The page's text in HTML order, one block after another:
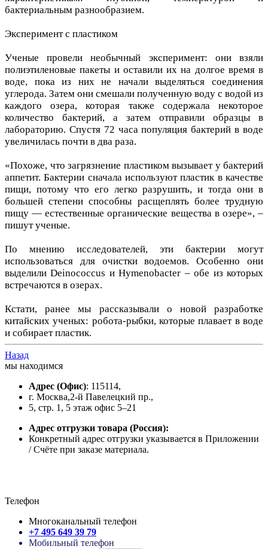
бактериальным разнообразием.
Эксперимент с пластиком
Ученые провели необычный эксперимент: они взяли
полиэтиленовые пакеты и оставили их на долгое время в
воде, пока из них не начали выделяться соединения
углерода. Затем они смешали полученную воду с водой из
каждого озера, которая также содержала некоторое
количество бактерий, а затем отправили образцы в
лабораторию. Спустя 72 часа популяция бактерий в воде
увеличилась почти в два раза.
«Похоже, что загрязнение пластиком вызывает у бактерий
аппетит. Бактерии сначала используют пластик в качестве
пищи, потому что его легко разрушить, и тогда они в
большей степени способны расщеплять более трудную
пищу — естественные органические вещества в озере», –
пишут ученые.
По мнению исследователей, эти бактерии могут
использоваться для очистки водоемов. Особенно они
выделили Deinococcus и Hymenobacter – обе из которых
встречаются в озерах.
Кстати, ранее мы рассказывали о новой разработке
китайских ученых: робота-рыбки, которые плавает в воде
и собирает пластик.
Назад
мы находимся
Адрес (Офис): 115114,
г. Москва,2-й Павелецкий пр.,
5, стр. 1, 5 этаж офис 5–21
Адрес отгрузки товара (Россия):
Конкретный адрес отгрузки указывается в Приложении
/ Счёте при заказе материала.
Телефон
Многоканальный телефон
+7 495 649 39 79
Мобильный телефон